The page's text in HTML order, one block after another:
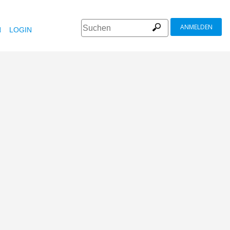
LOGIN ANMELDEN